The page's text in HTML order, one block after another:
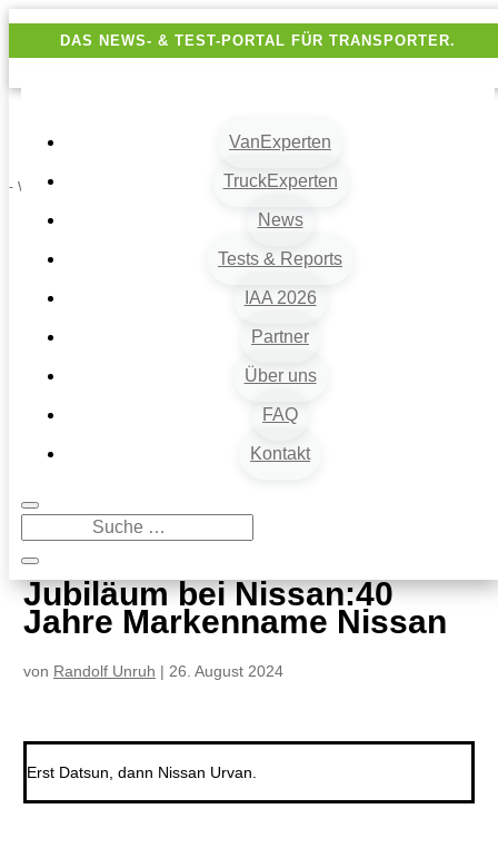
DAS NEWS- & TEST-PORTAL FÜR TRANSPORTER.
VanExperten
TruckExperten
News
Tests & Reports
IAA 2026
Partner
Über uns
FAQ
Kontakt
- Werbung -
9
Jubiläum bei Nissan:40 Jahre Markenname Nissan
Jubiläum bei Nissan:40
Jahre Markenname Nissan
von Randolf Unruh | 26. August 2024
Erst Datsun, dann Nissan Urvan.